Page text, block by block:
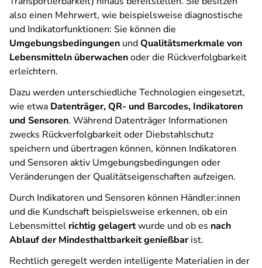
also einen Mehrwert, wie beispielsweise diagnostische
und Indikatorfunktionen: Sie können die
Umgebungsbedingungen undQualitätsmerkmale von
Lebensmitteln überwachenoder die Rückverfolgbarkeit
erleichtern.
Dazu werden unterschiedliche Technologien eingesetzt,
wie etwa Datenträger, QR- und Barcodes, Indikatoren
und Sensoren. Während Datenträger Informationen
zwecks Rückverfolgbarkeit oder Diebstahlschutz
speichern und übertragen können, können Indikatoren
und Sensoren aktiv Umgebungsbedingungen oder
Veränderungen der Qualitätseigenschaften aufzeigen.
Durch Indikatoren und Sensoren können Händler:innen
und die Kundschaft beispielsweise erkennen, ob ein
Lebensmittel richtig gelagertwurde und ob es nach
Ablauf der Mindesthaltbarkeit genießbarist.
Rechtlich geregelt werden intelligente Materialien in der